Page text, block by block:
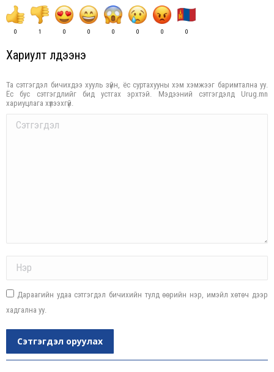
0 1 0 0 0 0 0 0
Хариулт үлдээнэ үү
Та сэтгэгдэл бичихдээ хууль зүйн, ёс суртахууны хэм хэмжээг баримтална уу.
Ёс бус сэтгэгдлийг бид устгах эрхтэй. Мэдээний сэтгэгдэлд Urug.mn
хариуцлага хүлээхгүй.
Comment
Дараагийн удаа сэтгэгдэл бичихийн тулд өөрийн нэр, имэйл хөтөч дээр
хадгална уу.
Сэтгэгдэл оруулах